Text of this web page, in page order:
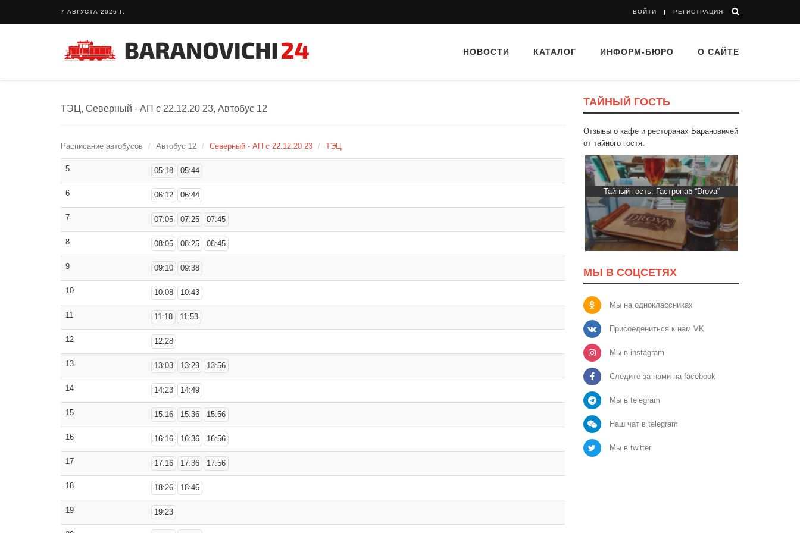
7 АВГУСТА 2026 Г. ВОЙТИ РЕГИСТРАЦИЯ
НОВОСТИ КАТАЛОГ ИНФОРМ-БЮРО О САЙТЕ
ТЭЦ, Северный - АП с 22.12.20 23, Автобус 12
Расписание автобусов Автобус 12 Северный - АП с 22.12.20 23 ТЭЦ
5 05:18 05:44
6 06:12 06:44
7 07:05 07:25 07:45
8 08:05 08:25 08:45
9 09:10 09:38
10 10:08 10:43
11 11:18 11:53
12 12:28
13 13:03 13:29 13:56
14 14:23 14:49
15 15:16 15:36 15:56
16 16:16 16:36 16:56
17 17:16 17:36 17:56
18 18:26 18:46
19 19:23
ТАЙНЫЙ ГОСТЬ
Отзывы о кафе и ресторанах Барановичей
от тайного гостя.
Тайный гость: Гастропаб “Drova” Тайный гость:
МЫ В СОЦСЕТЯХ
Мы на одноклассниках
Присоедениться к нам VK
Мы в instagram
Следите за нами на facebook
Мы в telegram
Наш чат в telegram
Мы в twitter